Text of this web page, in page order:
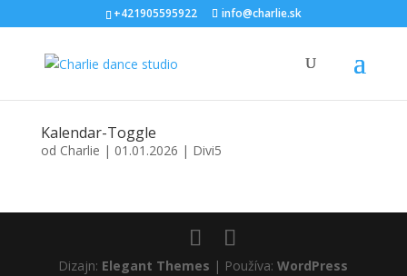
+421905595922 info@charlie.sk
Kalendar-Toggle
od Charlie | 01.01.2026 | Divi5
Dizajn: Elegant Themes | Používa:WordPress